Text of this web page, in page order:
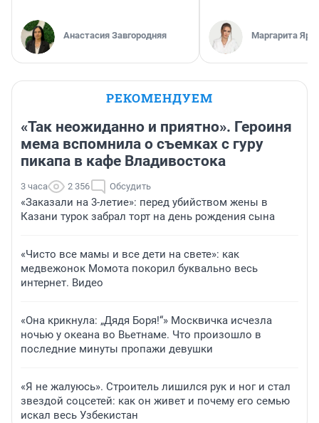
Анастасия Завгородняя Маргарита
РЕКОМЕНДУЕМ
«Так неожиданно и приятно». Героиня
мема вспомнила о съемках с гуру
пикапа в кафе Владивостока
3 часа 2 356 Обсудить
«Заказали на 3-летие»: перед убийством жены в
Казани турок забрал торт на день рождения сына
«Чисто все мамы и все дети на свете»: как
медвежонок Момота покорил буквально весь
интернет. Видео
«Она крикнула: „Дядя Боря!“» Москвичка исчезла
ночью у океана во Вьетнаме. Что произошло в
последние минуты пропажи девушки
«Я не жалуюсь». Строитель лишился рук и ног и стал
звездой соцсетей: как он живет и почему его семью
искал весь Узбекистан